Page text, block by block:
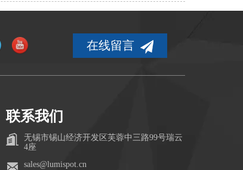
在线留言
联系我们
无锡市锡山经济开发区芙蓉中三路99号瑞云
4座
sales@lumispot.cn